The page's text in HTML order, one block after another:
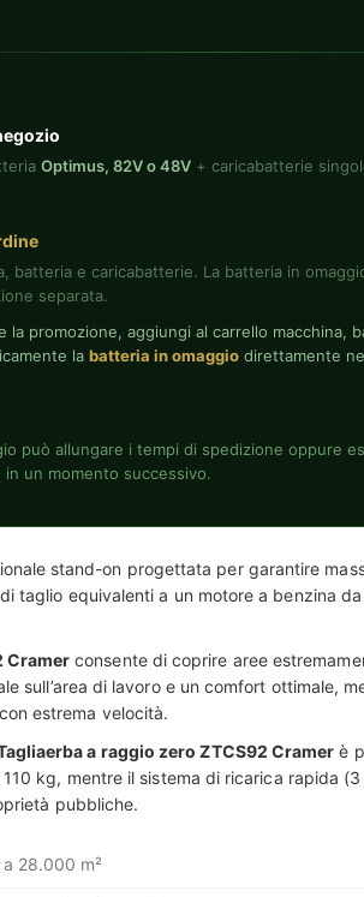
Optimus, 82V o 48V + caricabatterie
batteria e caricabatterie. La batteria in
separata.
la promozione, aggiungi al carrello macchina,
la batteria in omaggio direttamente
può allungare i tempi di spedizione oppure
un momento successivo.
stand-on progettata per garantire
taglio equivalenti a un motore a benzina
Cramer consente di coprire aree
sull’area di lavoro e un comfort ottimale,
estrema velocità.
a raggio zero ZTCS92 Cramer è
kg, mentre il sistema di ricarica rapida
pubbliche.
28.000 m²